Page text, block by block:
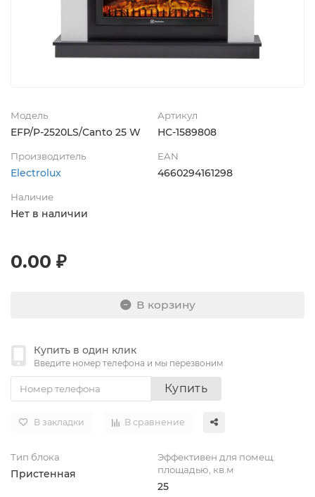
Модель
EFP/P-2520LS/Canto 25 W
Артикул
НС-1589808
Производитель
Electrolux
EAN
4660294161298
Наличие
Нет в наличии
0.00 ₽
В корзину
Купить в один клик
Введите номер телефона и мы перезвоним
Купить
В закладки В сравнение
Тип блока
Пристенная
Эффективен для помещ.
площадью, кв.м
25